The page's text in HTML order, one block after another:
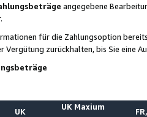
angegebene
für die Zahlungsoption
Vergütung zurückhalten, bis Sie
UK
UK Maxium